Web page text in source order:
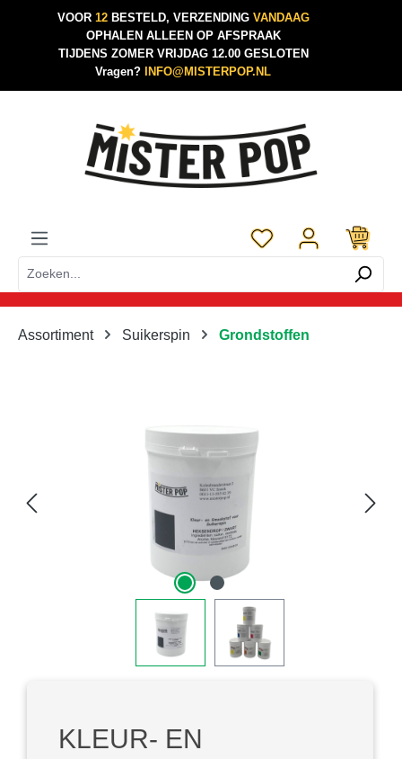
Ga naar de hoofdinhoud
VOOR 12 BESTELD, VERZENDING VANDAAG
OPHALEN ALLEEN OP AFSPRAAK
TIJDENS ZOMER VRIJDAG 12.00 GESLOTEN
Vragen?
INFO@MISTERPOP.NL
Je hebt 0 items op
Assortiment Suikerspin Grondstoffen
KLEUR- EN